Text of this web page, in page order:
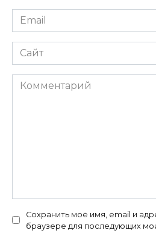
Email
*
Сайт
Комментарий
Сохранить моё имя, email и
браузере для последующих